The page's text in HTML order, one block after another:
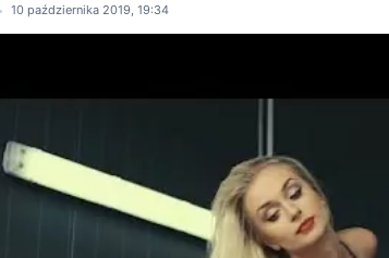
10 października 2019, 19:34